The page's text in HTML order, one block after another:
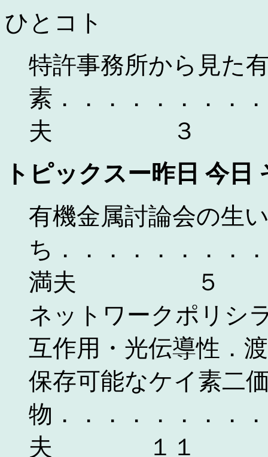
ひとコト
特許事務所から見た
素．．．．．．．．
夫 ３
トピックスー昨日 今
有機金属討論会の生
ち．．．．．．．．
満夫 ５
ネットワークポリシ
互作用・光伝
保存可能なケイ素二
物．．．．．．．．
夫 １１